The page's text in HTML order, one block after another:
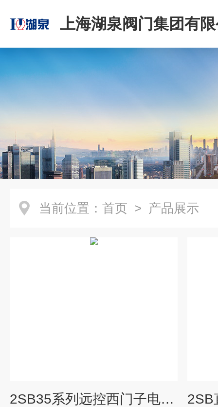
上海湖泉阀门集团有
当前位置： 首页 > 产品展示
2SB35系列远控西门子电动调节阀